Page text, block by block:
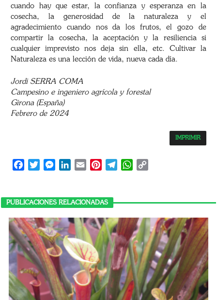
cuando hay que estar, la confianza y esperanza en la
cosecha, la generosidad de la naturaleza y el
agradecimiento cuando nos da los frutos, el gozo de
compartir la cosecha, la aceptación y la resiliencia si
cualquier imprevisto nos deja sin ella, etc. Cultivar la
Naturaleza es una lección de vida, nueva cada día.
Jordi SERRA COMA
Campesino e ingeniero agrícola y forestal
Girona (España)
Febrero de 2024
IMPRIMIR
FacebookTwitterMessengerLinkedIn
Email PinterestTelegramWhatsApp
PUBLICACIONES RELACIONADAS